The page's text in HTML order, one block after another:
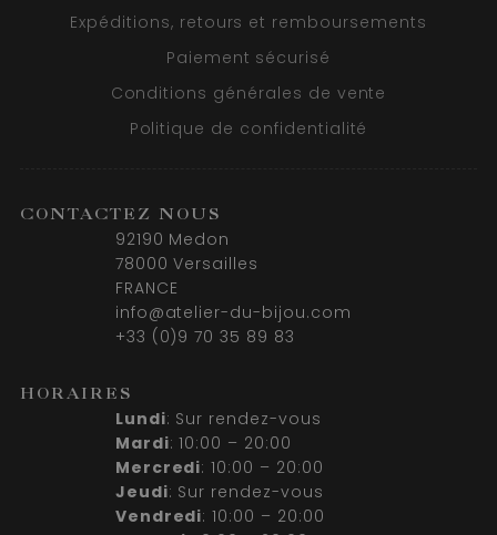
Expéditions, retours et remboursements
Paiement sécurisé
Conditions générales de vente
Politique de confidentialité
CONTACTEZ NOUS
92190 Medon
78000 Versailles
FRANCE
info@atelier-du-bijou.com
+33 (0)9 70 35 89 83
HORAIRES
Lundi: Sur rendez-vous
Mardi: 10:00 – 20:00
Mercredi: 10:00 – 20:00
Jeudi: Sur rendez-vous
Vendredi: 10:00 – 20:00